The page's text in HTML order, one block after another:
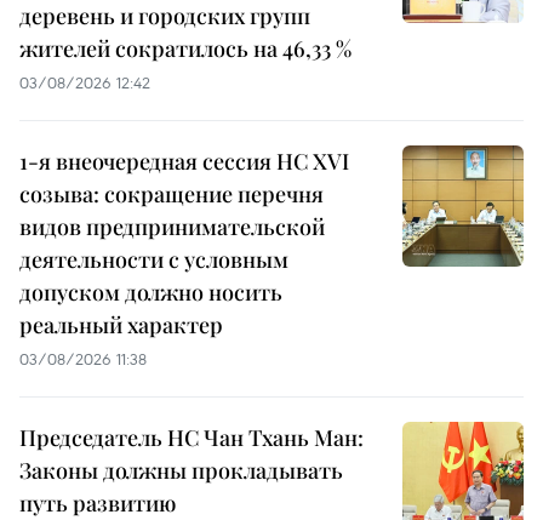
деревень и городских групп
жителей сократилось на 46,33 %
03/08/2026 12:42
1-я внеочередная сессия НС XVI
созыва: сокращение перечня
видов предпринимательской
деятельности с условным
допуском должно носить
реальный характер
03/08/2026 11:38
Председатель НС Чан Тхань Ман:
Законы должны прокладывать
путь развитию